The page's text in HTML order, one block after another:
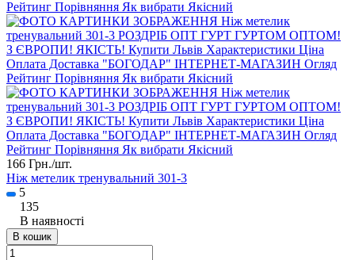
166 Грн./шт.
Ніж метелик тренувальний 301-3
5
135
В наявності
В кошик